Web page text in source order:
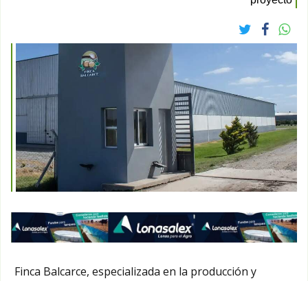
Finca Balcarce, especializada en la producción y